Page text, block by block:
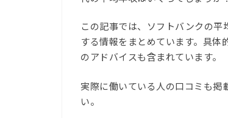
この記事では、ソフトバンクの
する情報をまとめています。具体
のアドバイスも含まれています。
実際に働いている人の口コミも掲
い。